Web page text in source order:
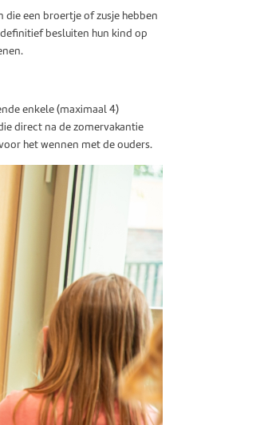
een broertje of zusje hebben
besluiten hun kind op
enkele (maximaal 4)
direct na de zomervakantie
het wennen met de ouders.